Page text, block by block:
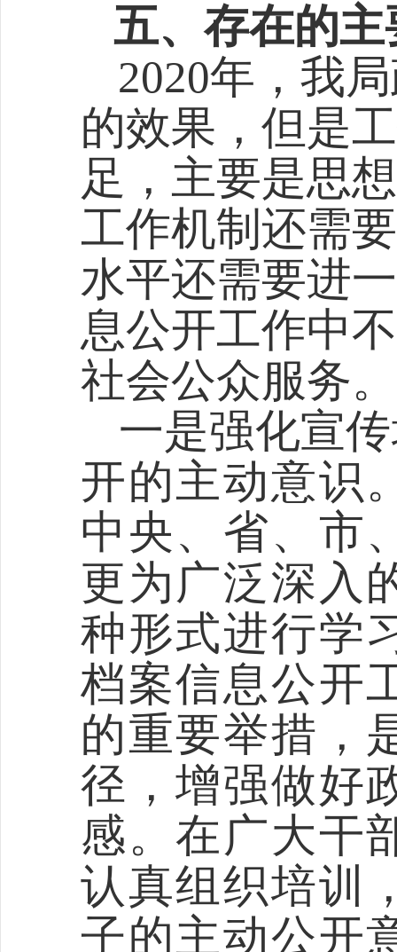
五、存在的
2020年，我
的效果，但是
足，主要是思
工作机制还需
水平还需要进
息公开工作中
社会公众服务。
一是强化宣
开的主动意识
中央、省、市
更为广泛深入
种形式进行学
档案信息公开
的重要举措，
径，增强做好
感。在广大干
认真组织培训
子的主动公开